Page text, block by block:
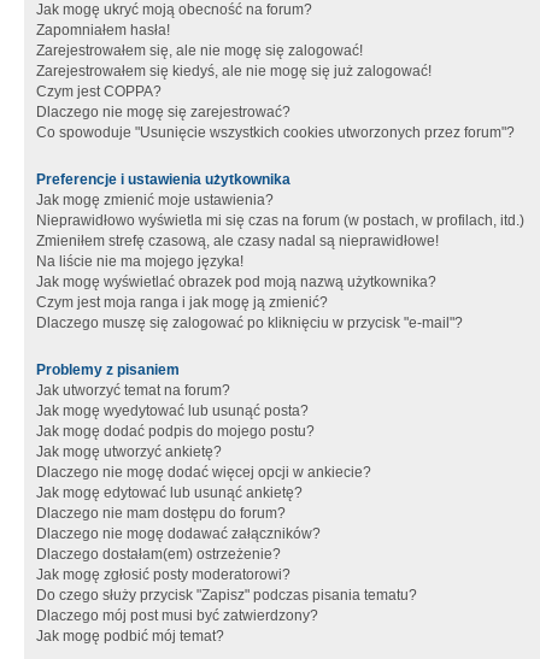
Jak mogę ukryć moją obecność na forum?
Zapomniałem hasła!
Zarejestrowałem się, ale nie mogę się zalogować!
Zarejestrowałem się kiedyś, ale nie mogę się już zalogować!
Czym jest COPPA?
Dlaczego nie mogę się zarejestrować?
Co spowoduje "Usunięcie wszystkich cookies utworzonych przez forum"?
Preferencje i ustawienia użytkownika
Jak mogę zmienić moje ustawienia?
Nieprawidłowo wyświetla mi się czas na forum (w postach, w profilach, itd.)
Zmieniłem strefę czasową, ale czasy nadal są nieprawidłowe!
Na liście nie ma mojego języka!
Jak mogę wyświetlać obrazek pod moją nazwą użytkownika?
Czym jest moja ranga i jak mogę ją zmienić?
Dlaczego muszę się zalogować po kliknięciu w przycisk "e-mail"?
Problemy z pisaniem
Jak utworzyć temat na forum?
Jak mogę wyedytować lub usunąć posta?
Jak mogę dodać podpis do mojego postu?
Jak mogę utworzyć ankietę?
Dlaczego nie mogę dodać więcej opcji w ankiecie?
Jak mogę edytować lub usunąć ankietę?
Dlaczego nie mam dostępu do forum?
Dlaczego nie mogę dodawać załączników?
Dlaczego dostałam(em) ostrzeżenie?
Jak mogę zgłosić posty moderatorowi?
Do czego służy przycisk "Zapisz" podczas pisania tematu?
Dlaczego mój post musi być zatwierdzony?
Jak mogę podbić mój temat?